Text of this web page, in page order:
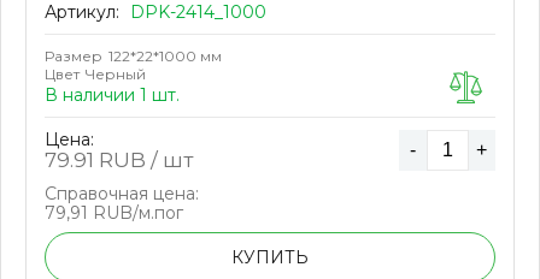
Артикул: DPK-2414_1000
Размер 122*22*1000 мм
Цвет Черный
В наличии 1 шт.
Цена:
79.91 RUB / шт - +
Справочная цена:
79,91 RUB/м.пог
КУПИТЬ